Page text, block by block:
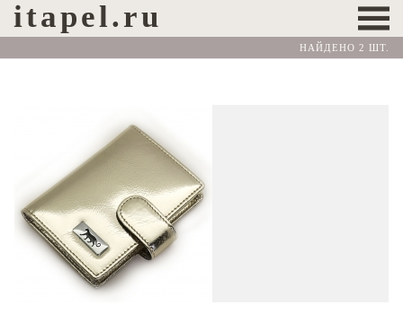
itapel.ru
НАЙДЕНО 2 ШТ.